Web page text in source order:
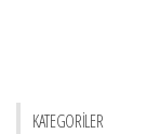
KATEGORILER